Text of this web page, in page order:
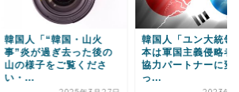
韓国人「“韓国・山火
事”炎が過ぎ去った後の
山の様子をご覧くださ
い・...
韓国人「ユン大統領
本は軍国主義侵略者
協力パートナーに変
っ...